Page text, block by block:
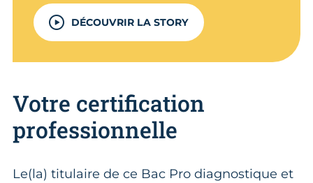
DÉCOUVRIR LA STORY
Votre certification
professionnelle
Le(la) titulaire de ce Bac Pro diagnostique et